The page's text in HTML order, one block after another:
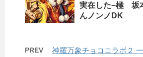
実在した−極 坂
んノンノDK
PREV
神羅万象チョココラボ２